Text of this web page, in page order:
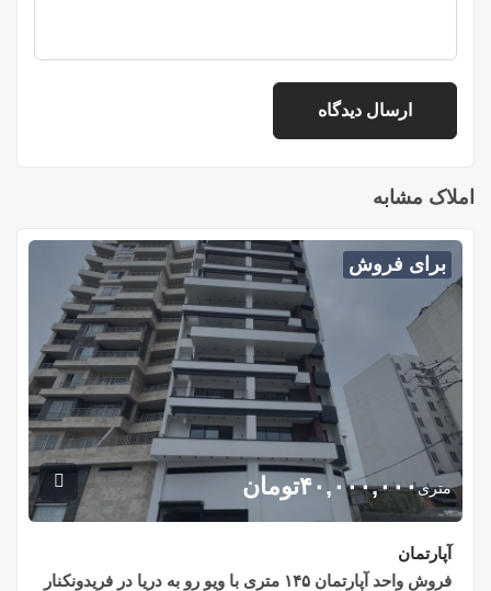
املاک مشابه
برای فروش
متری۴۰,۰۰۰,۰۰۰تومان
آپارتمان
فروش واحد آپارتمان ۱۴۵ متری با ویو رو به دریا در فریدونکنار